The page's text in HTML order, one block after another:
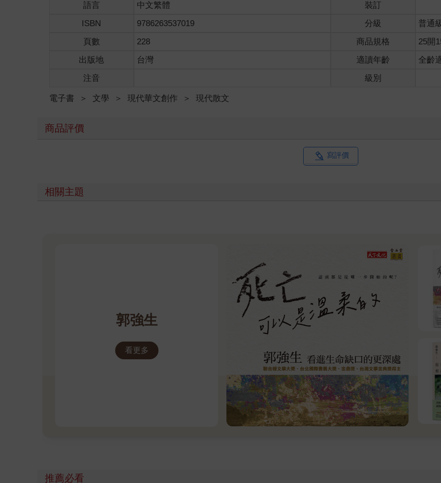
語言 中文繁體
裝訂
ISBN
9786263537019 分級
普通
頁數
228 商品規格
25開
出版地
台灣 適讀年齡
全齡
注音
級別
電子書 ＞ 文學 ＞ 現代華文創作 ＞ 現代散文
商品評價
寫評價
相關主題
郭強生
看更多
推薦必看